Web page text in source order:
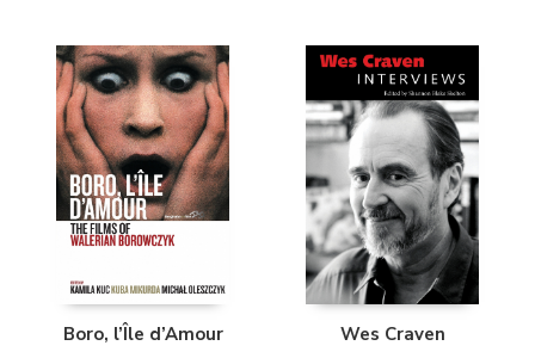
Boro, l’Île d’Amour Wes Craven